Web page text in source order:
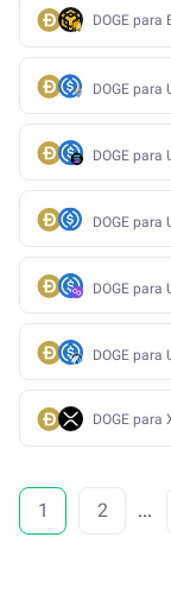
DOGE para
DOGE para
DOGE para
DOGE para
DOGE para
DOGE para
DOGE para
1 2 ...